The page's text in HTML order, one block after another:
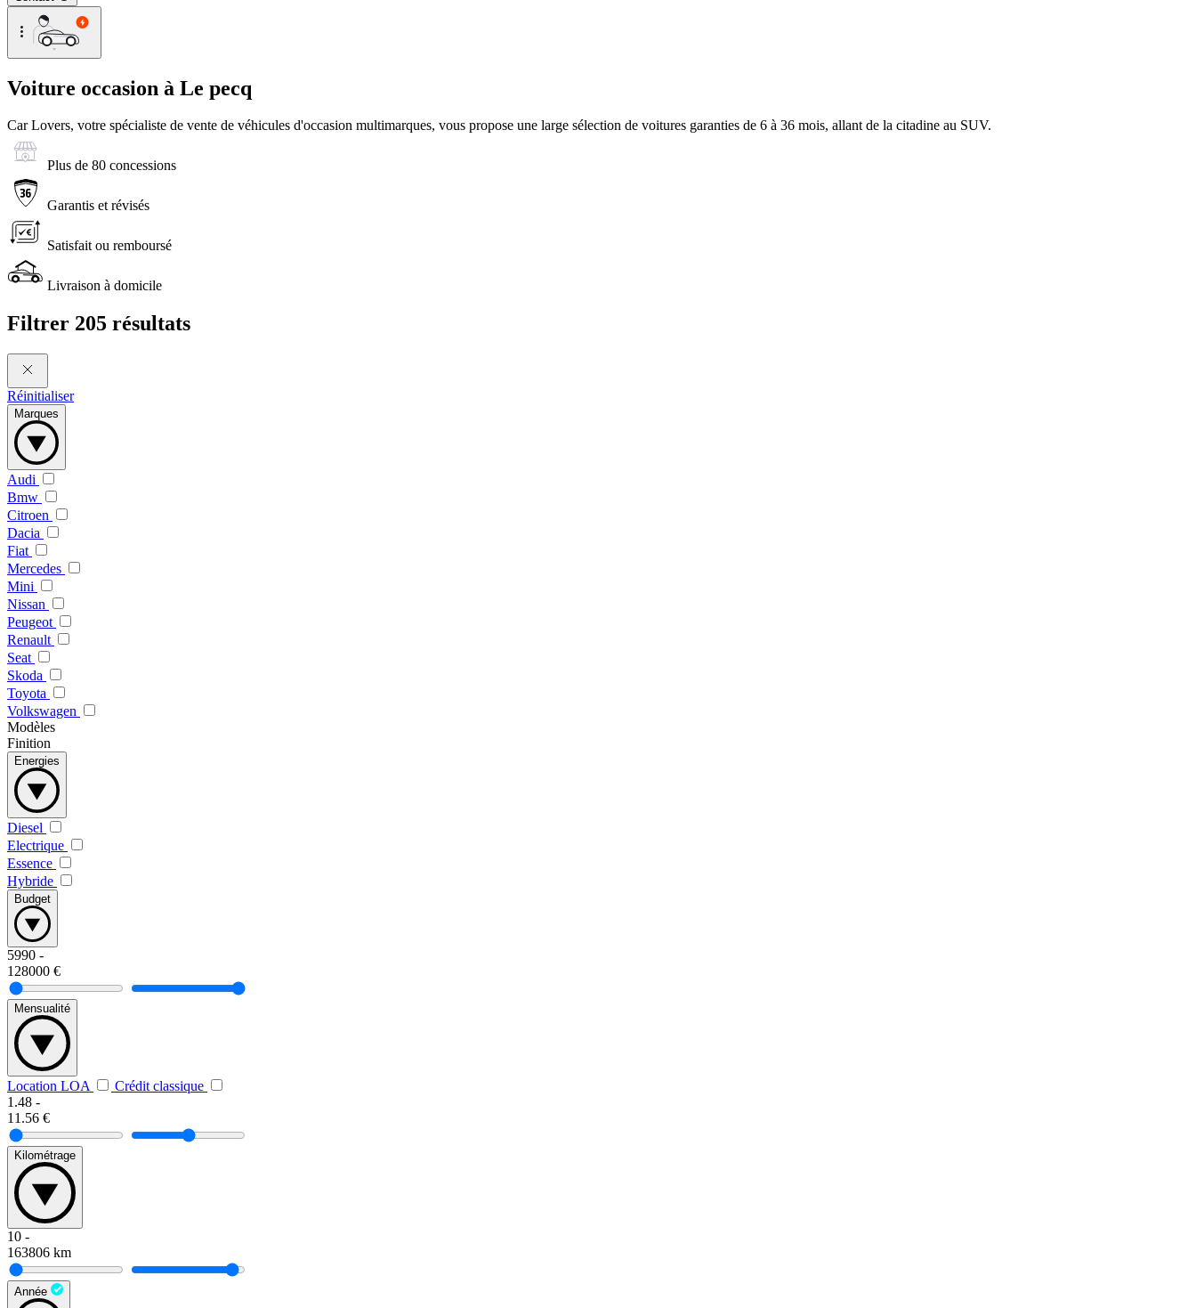
Voiture occasion à Le pecq
Car Lovers, votre spécialiste de vente de véhicules d'occasion multimarques, vous propose une large sélection de voitures garanties de 6 à 36 mois, allant de la citadine au SUV.
Plus de 80 concessions
Garantis et révisés
Satisfait ou remboursé
Livraison à domicile
Filtrer 205 résultats
Réinitialiser
Marques
Audi
Bmw
Citroen
Dacia
Fiat
Mercedes
Mini
Nissan
Peugeot
Renault
Seat
Skoda
Toyota
Volkswagen
Modèles
Finition
Energies
Diesel
Electrique
Essence
Hybride
Budget
5990 -
128000 €
Mensualité
Location LOA
Crédit classique
1.48 -
11.56 €
Kilométrage
10 -
163806 km
Année